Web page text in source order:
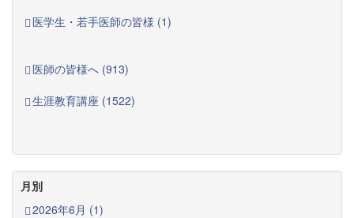
医学生・若手医師の皆様 (1)
医師の皆様へ (913)
生涯教育講座 (1522)
月別
2026年6月 (1)